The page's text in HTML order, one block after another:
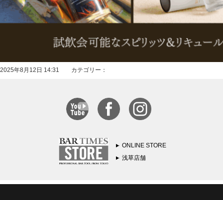
2025年8月12日 14:31 カテゴリー：
ONLINE STORE
浅草店舗